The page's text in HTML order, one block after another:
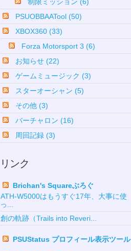
PSUOBBAATool (50)
XBOX360 (33)
Forza Motorsport 3 (6)
お知らせ (22)
ゲームミュージック (3)
スターオーシャン (5)
その他 (3)
バーチャロン (16)
周回記録 (3)
リンク
Brichan's Squareぶろぐ
ATH-W5000はもうすぐ17年、大事に使
っ...
創の軌跡（Trails into Reveri...
PSUStatus プロフィール表示ツール